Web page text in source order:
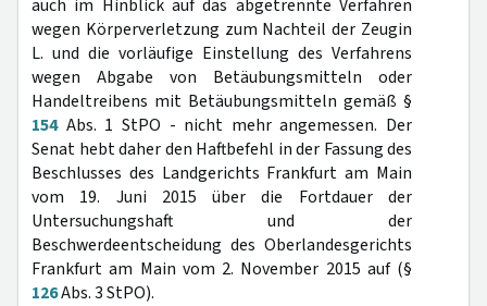
auch im Hinblick auf das abgetrennte Verfahren
wegen Körperverletzung zum Nachteil der Zeugin
L. und die vorläufige Einstellung des Verfahrens
wegen Abgabe von Betäubungsmitteln oder
Handeltreibens mit Betäubungsmitteln gemäß §
154Abs. 1 StPO - nicht mehr angemessen. Der
Senat hebt daher den Haftbefehl in der Fassung des
Beschlusses des Landgerichts Frankfurt am Main
vom 19. Juni 2015 über die Fortdauer der
Untersuchungshaft und der
Beschwerdeentscheidung des Oberlandesgerichts
Frankfurt am Main vom 2. November 2015 auf (§
126Abs. 3 StPO).